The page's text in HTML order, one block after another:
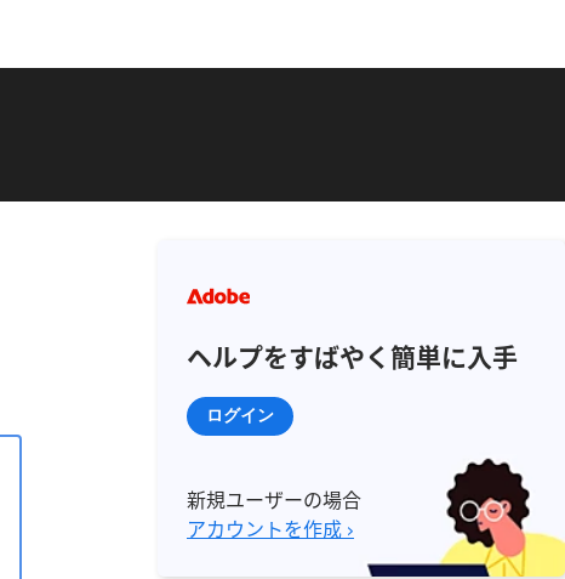
ヘルプをすばやく簡単に入手
ログイン
新規ユーザーの場合
アカウントを作成 ›